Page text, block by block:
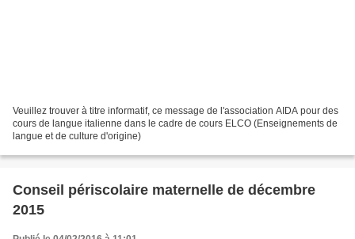
Veuillez trouver à titre informatif, ce message de l'association AIDA pour des
cours de langue italienne dans le cadre de cours ELCO (Enseignements de
langue et de culture d'origine)
Conseil périscolaire maternelle de décembre
2015